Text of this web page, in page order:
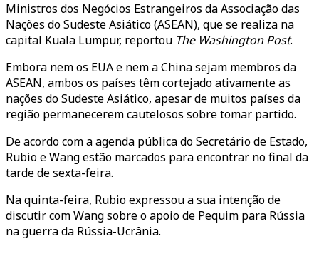
Ministros dos Negócios Estrangeiros da Associação das
Nações do Sudeste Asiático (ASEAN), que se realiza na
capital Kuala Lumpur, reportou The Washington Post.
Embora nem os EUA e nem a China sejam membros da
ASEAN, ambos os países têm cortejado ativamente as
nações do Sudeste Asiático, apesar de muitos países da
região permanecerem cautelosos sobre tomar partido.
De acordo com a agenda pública do Secretário de Estado,
Rubio e Wang estão marcados para encontrar no final da
tarde de sexta-feira.
Na quinta-feira, Rubio expressou a sua intenção de
discutir com Wang sobre o apoio de Pequim para Rússia
na guerra da Rússia-Ucrânia.